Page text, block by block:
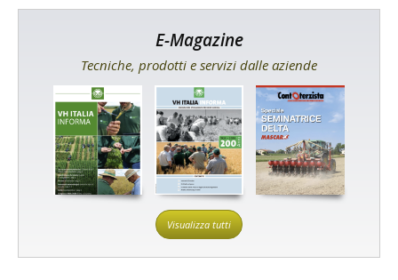
E-Magazine
Tecniche, prodotti e servizi dalle aziende
Visualizza tutti